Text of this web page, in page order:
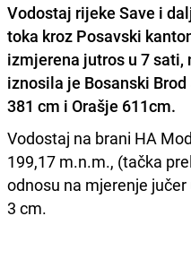
Vodostaj rijeke Save i
toka kroz Posavski
izmjerena jutros u 7
iznosila je Bosanski
381 cm i Orašje 611cm.
Vodostaj na brani HA
199,17 m.n.m., (tačka
odnosu na mjerenje
3 cm.